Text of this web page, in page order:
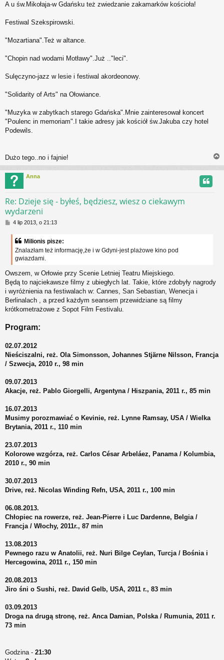
A u św.Mikołaja-w Gdańsku też zwiedzanie zakamarków kościoła!
Festiwal Szekspirowski.
"Mozartiana".Też w altance.
"Chopin nad wodami Motławy".Już .."leci".
Sulęczyno-jazz w lesie i festiwal akordeonowy.
"Solidarity of Arts" na Ołowiance.
"Muzyka w zabytkach starego Gdańska".Mnie zainteresował koncert
"Poulenc in memoriam".I takie adresy jak kościół św.Jakuba czy hotel
Podewils.
Dużo tego..no i fajnie!
a
g
Anna
Re: Dzieje się - byłeś, będziesz, wiesz o ciekawym
wydarzeni
P4 lip 2013, o 21:13
Milionis pisze:
Znalazłam też informację,że i w Gdyni-jest plażowe kino pod
gwiazdami.
Owszem, w Orłowie przy Scenie Letniej Teatru Miejskiego.
Będą to najciekawsze filmy z ubiegłych lat. Takie, które zdobyły nagrody
i wyróżnienia na festiwalach w: Cannes, San Sebastian, Wenecja i
Berlinalach , a przed każdym seansem przewidziane są filmy
krótkometrażowe z Sopot Film Festivalu.
Program:
02.07.2012
Nieściszalni, reż. Ola Simonsson, Johannes Stjärne Nilsson, Francja
/ Szwecja, 2010 r., 98 min
09.07.2013
Akacje, reż. Pablo Giorgelli, Argentyna / Hiszpania, 2011 r., 85 min
16.07.2013
Musimy porozmawiać o Kevinie, reż. Lynne Ramsay, USA / Wielka
Brytania, 2011 r., 110 min
23.07.2013
Kolorowe wzgórza, reż. Carlos César Arbeláez, Panama / Kolumbia,
2010 r., 90 min
30.07.2013
Drive, reż. Nicolas Winding Refn, USA, 2011 r., 100 min
06.08.2013.
Chłopiec na rowerze, reż. Jean-Pierre i Luc Dardenne, Belgia /
Francja / Włochy, 2011r., 87 min
13.08.2013
Pewnego razu w Anatolii, reż. Nuri Bilge Ceylan, Turcja / Bośnia i
Hercegowina, 2011 r., 150 min
20.08.2013
Jiro śni o Sushi, reż. David Gelb, USA, 2011 r., 83 min
03.09.2013
Droga na drugą stronę, reż. Anca Damian, Polska / Rumunia, 2011 r.
73 min
Godzina - 21:30